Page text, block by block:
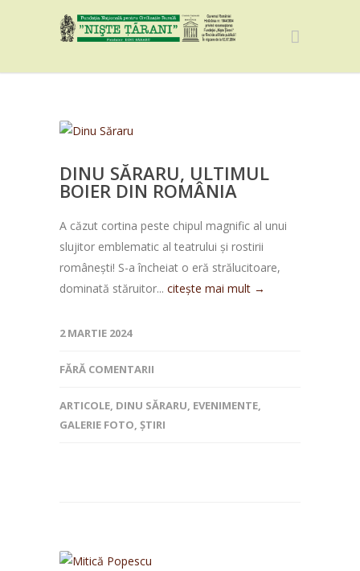
DINU SĂRARU, ULTIMUL
BOIER DIN ROMÂNIA
A căzut cortina peste chipul magnific al unui
slujitor emblematic al teatrului și rostirii
românești! S-a încheiat o eră strălucitoare,
dominată stăruitor... citește mai mult →
2 MARTIE 2024
FĂRĂ COMENTARII
ARTICOLE, DINU SĂRARU, EVENIMENTE,
GALERIE FOTO, ȘTIRI